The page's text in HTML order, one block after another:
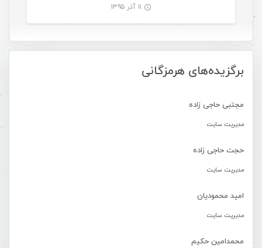
برگزیده‌های هرمزگانی
مجتبی حاجی زاده
مدیریت سایت
حجت حاجی زاده
مدیریت سایت
امید محمودیان
مدیریت سایت
محمدامین حکیم
۱۱ آذر ۱۳۹۵